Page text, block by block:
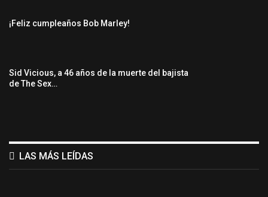
¡Feliz cumpleaños Bob Marley!
Sid Vicious, a 46 años de la muerte del bajista
de The Sex…
LAS MÁS LEÍDAS